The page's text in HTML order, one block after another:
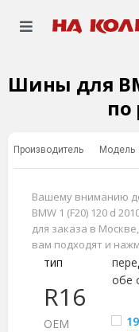
Шины для
по
Производитель Модель
Вашему вниманию
BMW 1 (F20) 120 d
для заказа в
вам подходят и
R16
тип
обе
ОЕМ